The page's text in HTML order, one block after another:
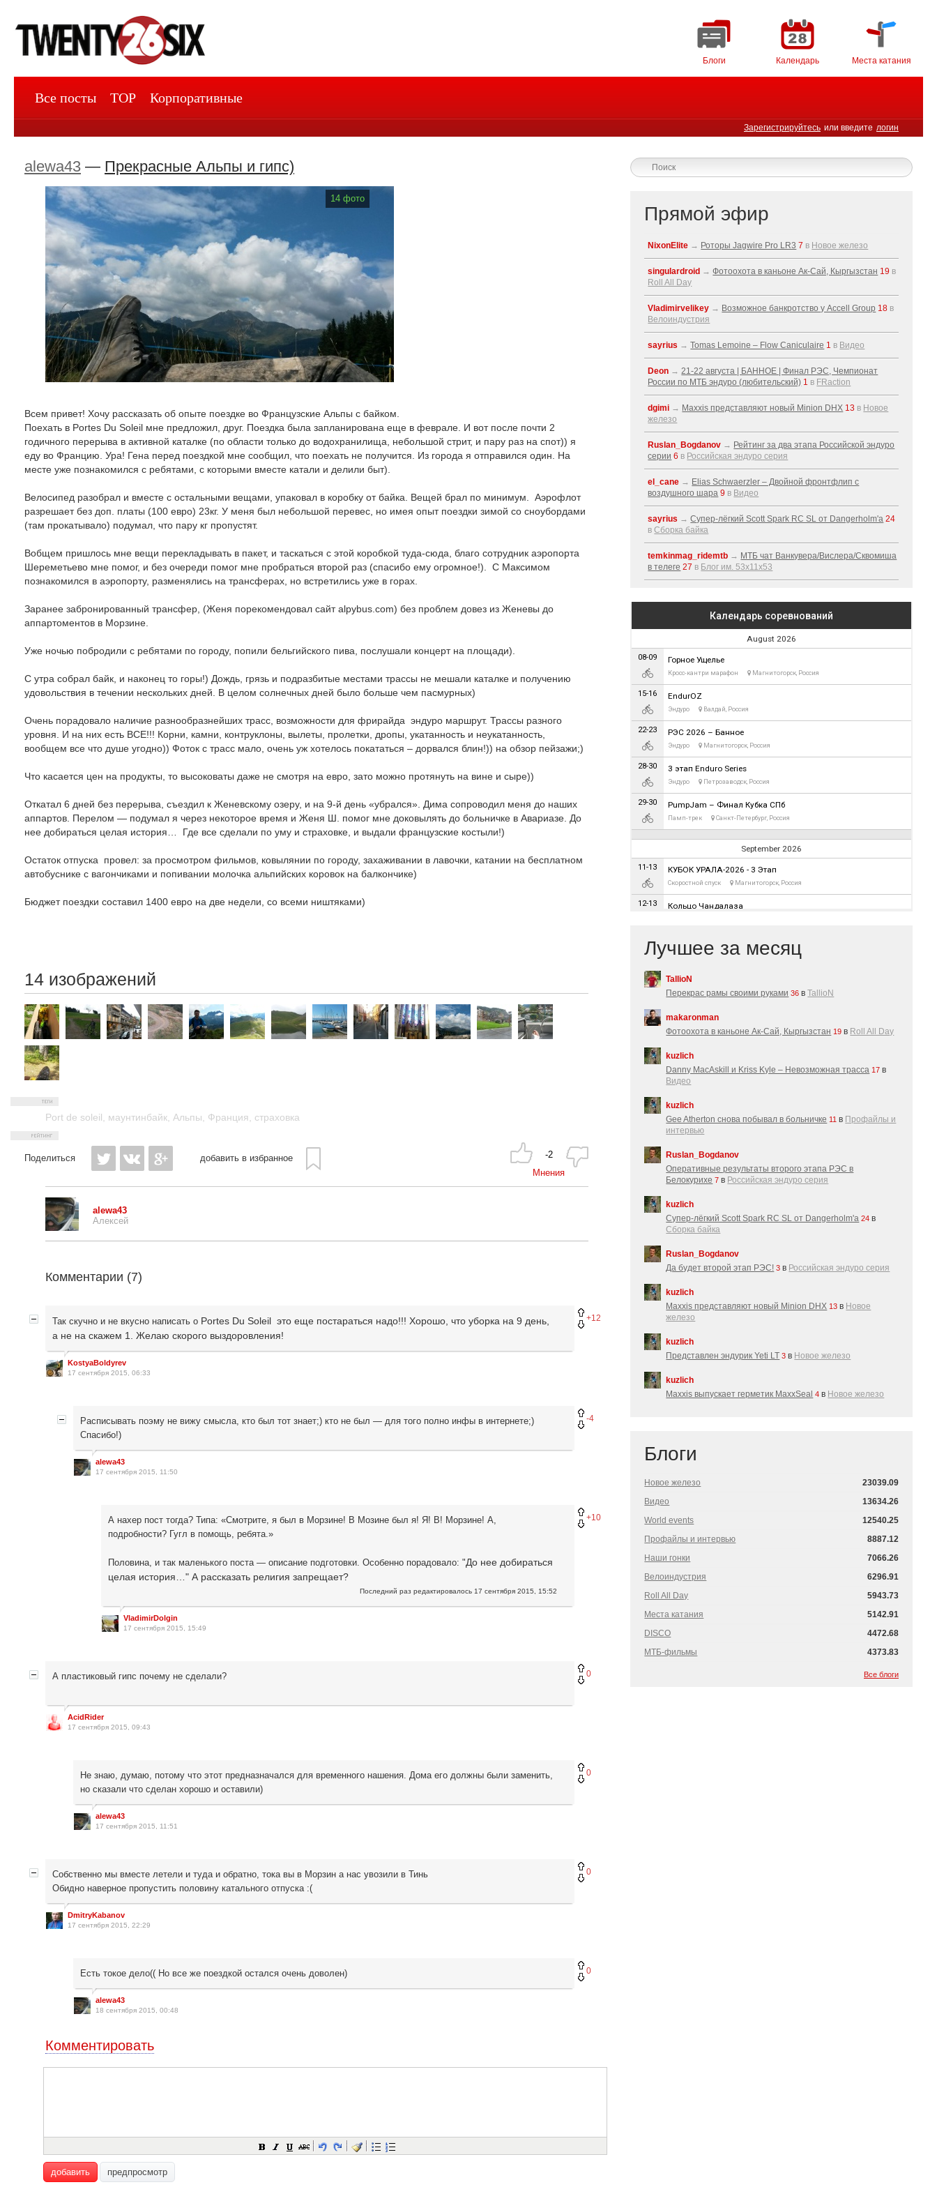
Блоги Календарь Места катания
Зарегистрируйтесь или введите логин
Все посты TOP Корпоративные
alewa43 — Прекрасные Альпы и гипс)
14 фото
Всем привет! Хочу рассказать об опыте поездке во Французские Альпы с байком.
Поехать в Portes Du Soleil мне предложил, друг. Поездка была запланирована еще в феврале. И вот после почти 2
годичного перерыва в активной каталке (по области только до водохранилища, небольшой стрит, и пару раз на спот)) я
еду во Францию. Ура! Гена перед поездкой мне сообщил, что поехать не получится. Из города я отправился один. На
месте уже познакомился с ребятами, с которыми вместе катали и делили быт).
Велосипед разобрал и вместе с остальными вещами, упаковал в коробку от байка. Вещей брал по минимум.
Аэрофлот
разрешает без доп. платы (100 евро) 23кг. У меня был небольшой перевес, но имея опыт поездки зимой со сноубордами
(там прокатывало) подумал, что пару кг пропустят.
Вобщем пришлось мне вещи перекладывать в пакет, и таскаться с этой коробкой туда-сюда, благо сотрудник аэропорта
Шереметьево мне помог, и без очереди помог мне пробраться второй раз (спасибо ему огромное!).
С Максимом
познакомился в аэропорту, разменялись на трансферах, но встретились уже в горах.
Заранее забронированный трансфер, (Женя порекомендовал сайтalpybus com) без проблем довез из Женевы до
аппартоментов в Морзине.
Уже ночью побродили с ребятами по городу, попили бельгийского пива, послушали концерт на площади).
С утра собрал байк, и наконец то горы!) Дождь, грязь и подразбитые местами трассы не мешали каталке и получению
удовольствия в течении нескольких дней. В целом солнечных дней было больше чем пасмурных)
Очень порадовало наличие разнообразнейших трасс, возможности для фрирайда эндуро маршрут. Трассы разного
уровня. И на них есть ВСЕ!!! Корни, камни, контруклоны, вылеты, пролетки, дропы, укатанность и неукатанность,
вообщем все что душе угодно)) Фоток с трасс мало, очень уж хотелось покататься – дорвался блин!)) на обзор пейзажи;)
Что касается цен на продукты, то высоковаты даже не смотря на евро, зато можно протянуть на вине и сыре))
Откатал 6 дней без перерыва, съездил к Женевскому озеру, и на 9-й день «убрался». Дима сопроводил меня до наших
аппартов. Перелом — подумал я через некоторое время и Женя Ш. помог мне доковылять до больничке в Авариазе. До
нее добираться целая история…
Где все сделали по уму и страховке, и выдали французские костыли!)
Остаток отпуска
провел: за просмотром фильмов, ковылянии по городу, захаживании в лавочки, катании на бесплатном
автобуснике с вагончиками и попивании молочка альпийских коровок на балкончике)
Бюджет поездки составил 1400 евро на две недели, со всеми ништяками)
14 изображений
Port de soleil маунтинбайк Альпы Франция страховка
Поделиться добавить в избранное
-2
Мнения
alewa43
Алексей
Комментарии (7)
+12
Так скучно и не вкусно написать о Portes Du Soleil это еще постараться надо!!! Хорошо, что уборка на 9 день,
а не на скажем 1. Желаю скорого выздоровления!
KostyaBoldyrev
17 сентября 2015, 06:33
-4
Расписывать поэму не вижу смысла, кто был тот знает;) кто не был — для того полно инфы в интернете;)
Спасибо!)
alewa43
17 сентября 2015, 11:50
+10
А нахер пост тогда? Типа: «Смотрите, я был в Морзине! В Мозине был я! Я! В! Морзине! А,
подробности? Гугл в помощь, ребята.»
Половина, и так маленького поста — описание подготовки. Особенно порадовало: "До нее добираться
целая история…" А рассказать религия запрещает?
Последний раз редактировалось 17 сентября 2015, 15:52
VladimirDolgin
17 сентября 2015, 15:49
0
А пластиковый гипс почему не сделали?
AcidRider
17 сентября 2015, 09:43
0
Не знаю, думаю, потому что этот предназначался для временного нашения. Дома его должны были заменить,
но сказали что сделан хорошо и оставили)
alewa43
17 сентября 2015, 11:51
0
Собственно мы вместе летели и туда и обратно, тока вы в Морзин а нас увозили в Тинь
Обидно наверное пропустить половину катального отпуска :(
DmitryKabanov
17 сентября 2015, 22:29
0
Есть токое дело(( Но все же поездкой остался очень доволен)
alewa43
18 сентября 2015, 00:48
Комментировать
добавить предпросмотр
Прямой эфир
NixonElite → Роторы Jagwire Pro LR3 7 в Новое железо
singulardroid →Фотоохота в каньоне Ак-Cай, Кыргызстан 19 в
Roll All Day
Vladimirvelikey → Возможное банкротство у Accell Group 18 в
Велоиндустрия
sayrius →Tomas Lemoine – Flow Caniculaire 1 в Видео
Deon →21-22 августа | БАННОЕ | Финал РЭС, Чемпионат
России по МТБ эндуро (любительский) 1 в FRaction
dgimi → Maxxis представляют новый Minion DHX 13 в Новое
железо
Ruslan_Bogdanov → Рейтинг за два этапа Российской эндуро
серии 6 в Российская эндуро серия
el_cane → Elias Schwaerzler – Двойной фронтфлип с
воздушного шара 9 в Видео
sayrius →Супер-лёгкий Scott Spark RC SL от Dangerholm'a 24
вСборка байка
temkinmag_ridemtb → МТБ чат Ванкувера/Вислера/Сквомиша
в телеге 27 в Блог им. 53x11x53
Лучшее за месяц
TallioN
Перекрас рамы своими руками 36 вTallioN
makaronman
Фотоохота в каньоне Ак-Cай, Кыргызстан 19 в Roll All Day
kuzlich
Danny MacAskill и Kriss Kyle – Невозможная трасса 17 в
Видео
kuzlich
Gee Atherton снова побывал в больничке 11 в Профайлы и
интервью
Ruslan_Bogdanov
Оперативные результаты второго этапа РЭС в
Белокурихе 7 в Российская эндуро серия
kuzlich
Супер-лёгкий Scott Spark RC SL от Dangerholm'a 24 в
Сборка байка
Ruslan_Bogdanov
Да будет второй этап РЭС! 3 в Российская эндуро серия
kuzlich
Maxxis представляют новый Minion DHX 13 в Новое
железо
kuzlich
Представлен эндурик Yeti LT 3 в Новое железо
kuzlich
Maxxis выпускает герметик MaxxSeal 4 в Новое железо
Блоги
Новое железо
23039.09
Видео
13634.26
World events
12540.25
Профайлы и интервью
8887.12
Наши гонки
7066.26
Велоиндустрия
6296.91
Roll All Day
5943.73
Места катания
5142.91
DISCO
4472.68
МТБ-фильмы
4373.83
Все блоги